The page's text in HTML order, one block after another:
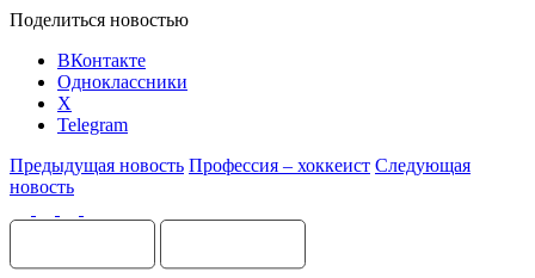
Поделиться новостью
ВКонтакте
Одноклассники
X
Telegram
Предыдущая новость Профессия – хоккеист Следующая
новость